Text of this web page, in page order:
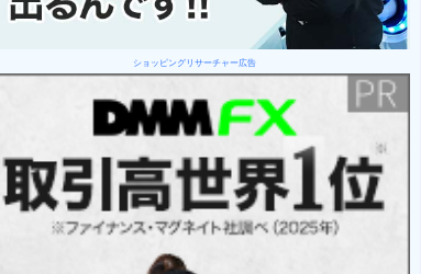
ショッピングリサーチャー広告